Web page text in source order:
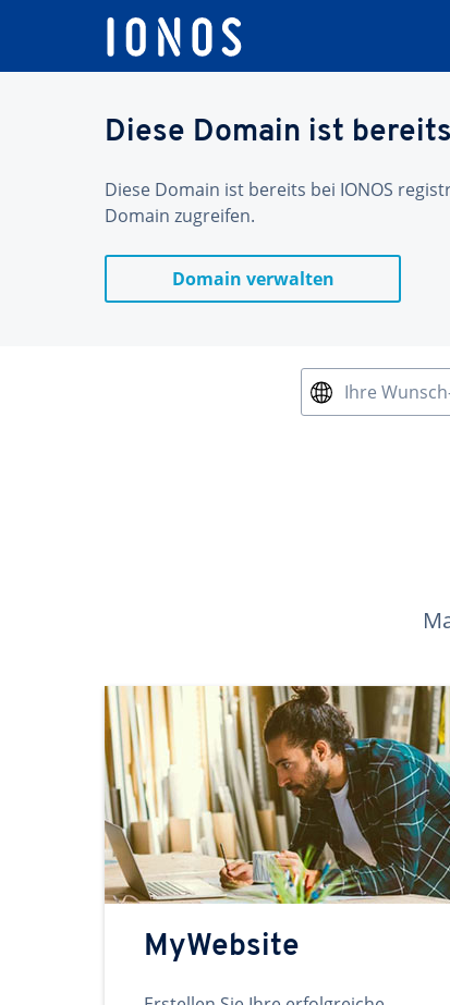
Diese Domain ist
Diese Domain ist bereits bei IONOS
Domain zugreifen.
Domain verwalten
Ihre
MyWebsite